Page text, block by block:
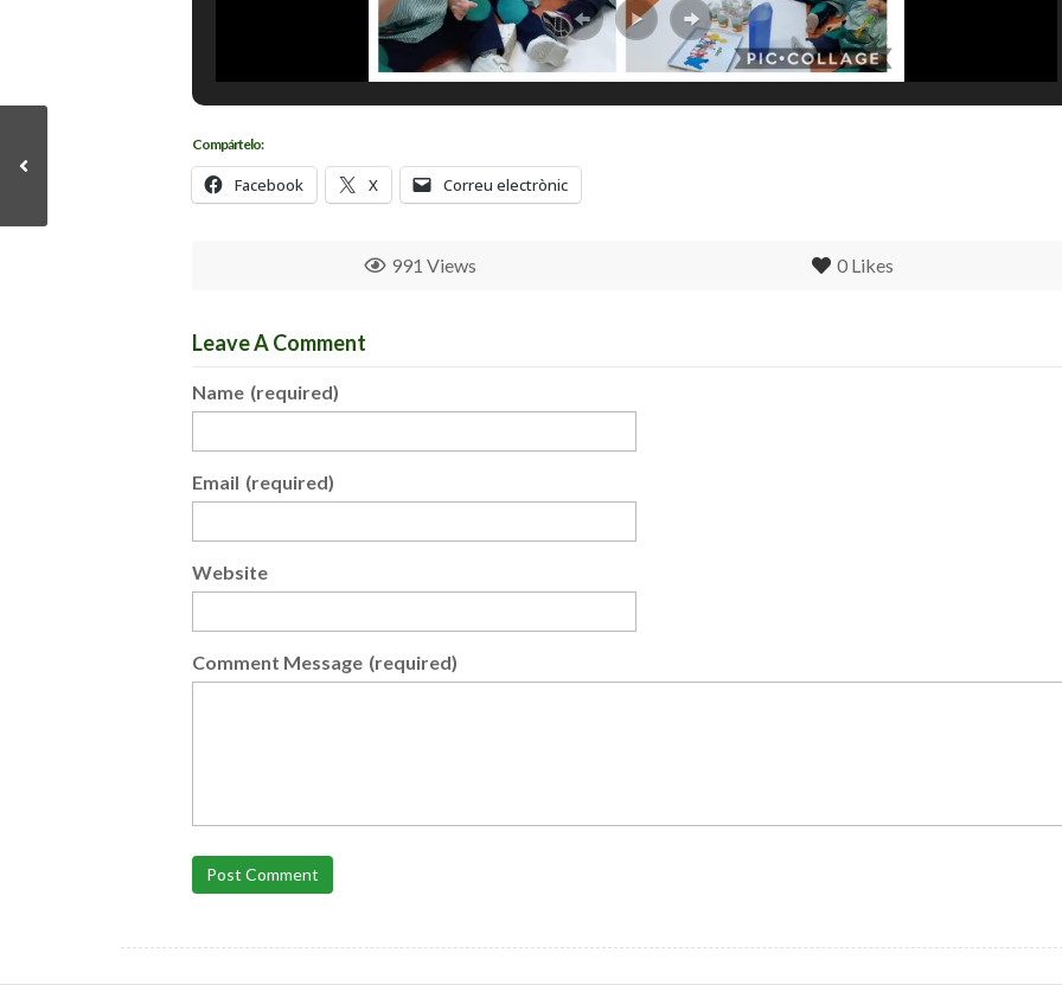
Compártelo:
Facebook X Correu electrònic
0 Likes
991 Views
Leave A Comment
Name (required)
Email (required)
Website
Comment Message (required)
Post Comment